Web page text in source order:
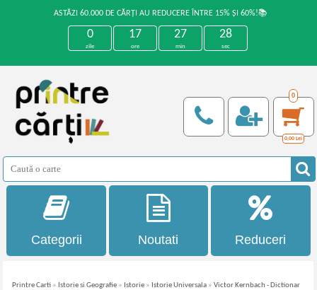
ASTĂZI 60.000 DE CĂRȚI AU REDUCERE ÎNTRE 15% ȘI 60%!📚
0
zile
17
ore
27
min
28
sec
0
0,00 Lei
Categorii Noutati Reduceri
Printre Carti » Istorie si Geografie » Istorie » Istorie Universala »Victor Kernbach - Dictionar